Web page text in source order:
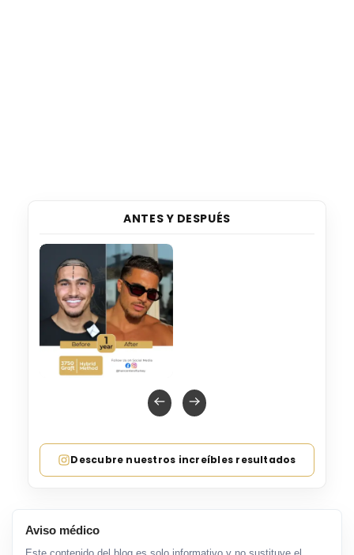
ANTES Y DESPUÉS
Descubre nuestros increíbles resultados
Aviso médico